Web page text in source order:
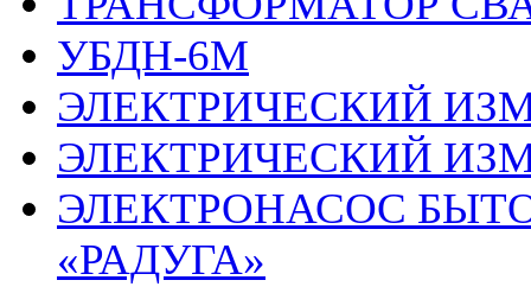
УБДН-6М
ЭЛЕКТРИЧЕСКИЙ
ЭЛЕКТРИЧЕСКИЙ
ЭЛЕКТРОНАСОС
«РАДУГА»